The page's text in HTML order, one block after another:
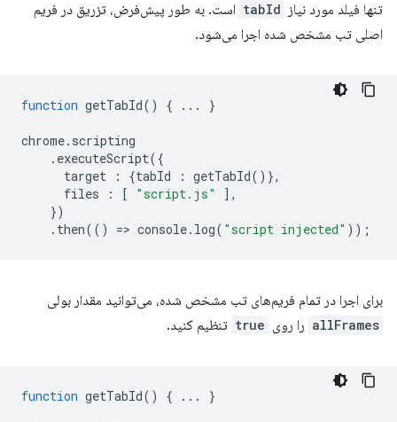
تنها فیلد مورد نیاز tabId است. به طور پیش‌فرض، تزریق در فریم
اصلی تب مشخص شده اجرا می‌شود.
function getTabId() { ... }
chrome. scripting
. executeScript({
target
: {tabId : getTabId()},
files
: [ "script.js"
],
})
. then(() => console. log( "script injected" ));
برای اجرا در تمام فریم‌های تب مشخص شده، می‌توانید مقدار بولی
allFrames را روی true تنظیم کنید.
function getTabId() { ... }